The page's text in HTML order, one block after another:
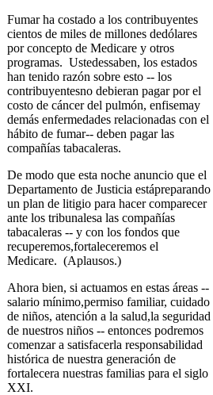
Fumar ha costado a los contribuyentes
cientos de miles de millones dedólares
por concepto de Medicare y otros
programas. Ustedessaben, los estados
han tenido razón sobre esto -- los
contribuyentesno debieran pagar por el
costo de cáncer del pulmón, enfisemay
demás enfermedades relacionadas con el
hábito de fumar-- deben pagar las
compañías tabacaleras.
De modo que esta noche anuncio que el
Departamento de Justicia estápreparando
un plan de litigio para hacer comparecer
ante los tribunalesa las compañías
tabacaleras -- y con los fondos que
recuperemos,fortaleceremos el
Medicare. (Aplausos.)
Ahora bien, si actuamos en estas áreas --
salario mínimo,permiso familiar, cuidado
de niños, atención a la salud,la seguridad
de nuestros niños -- entonces podremos
comenzar a satisfacerla responsabilidad
histórica de nuestra generación de
fortalecera nuestras familias para el siglo
XXI.